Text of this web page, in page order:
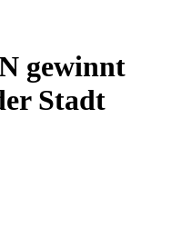
gewinnt
Stadt